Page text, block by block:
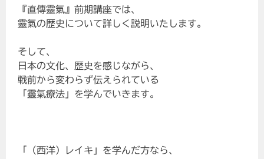
『直傳靈氣』前期講座では、
靈氣の歴史について詳しく説明いたします。
そして、
日本の文化、歴史を感じながら、
戦前から変わらず伝えられている
「靈氣療法」を学んでいきます。
「（西洋）レイキ」を学んだ方なら、